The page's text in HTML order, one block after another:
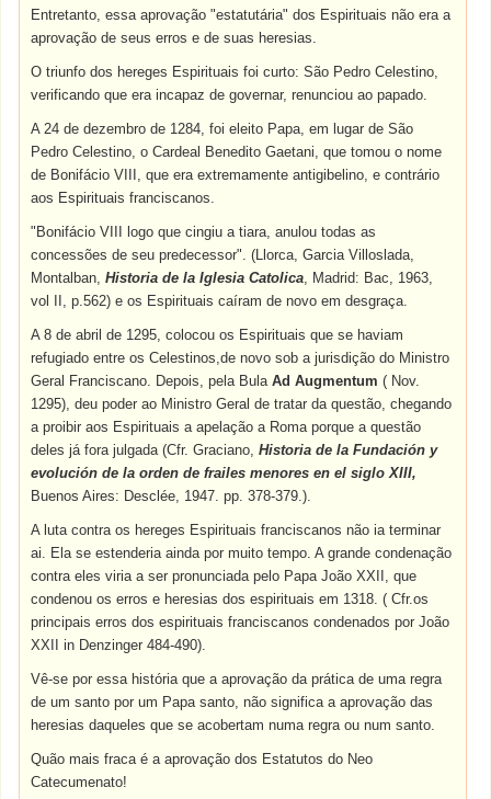
Entretanto, essa aprovação "estatutária" dos Espirituais não era a
aprovação de seus erros e de suas heresias.
O triunfo dos hereges Espirituais foi curto: São Pedro Celestino,
verificando que era incapaz de governar, renunciou ao papado.
A 24 de dezembro de 1284, foi eleito Papa, em lugar de São
Pedro Celestino, o Cardeal Benedito Gaetani, que tomou o nome
de Bonifácio VIII, que era extremamente antigibelino, e contrário
aos Espirituais franciscanos.
"Bonifácio VIII logo que cingiu a tiara, anulou todas as
concessões de seu predecessor". (Llorca, Garcia Villoslada,
Montalban,Historia de la Iglesia Catolica, Madrid: Bac, 1963,
vol II, p.562) e os Espirituais caíram de novo em desgraça.
A 8 de abril de 1295, colocou os Espirituais que se haviam
refugiado entre os Celestinos,de novo sob a jurisdição do Ministro
Geral Franciscano. Depois, pela BulaAd Augmentum ( Nov.
1295), deu poder ao Ministro Geral de tratar da questão, chegando
a proibir aos Espirituais a apelação a Roma porque a questão
deles já fora julgada (Cfr. Graciano,Historia de la Fundación y
evolución de la orden de frailes menores en el siglo XIII,
Buenos Aires: Desclée, 1947. pp. 378-379.).
A luta contra os hereges Espirituais franciscanos não ia terminar
ai. Ela se estenderia ainda por muito tempo. A grande condenação
contra eles viria a ser pronunciada pelo Papa João XXII, que
condenou os erros e heresias dos espirituais em 1318. ( Cfr.os
principais erros dos espirituais franciscanos condenados por João
XXII in Denzinger 484-490).
Vê-se por essa história que a aprovação da prática de uma regra
de um santo por um Papa santo, não significa a aprovação das
heresias daqueles que se acobertam numa regra ou num santo.
Quão mais fraca é a aprovação dos Estatutos do Neo
Catecumenato!